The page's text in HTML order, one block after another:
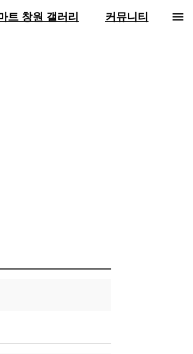
트 창원 갤러리 커뮤니티 menu